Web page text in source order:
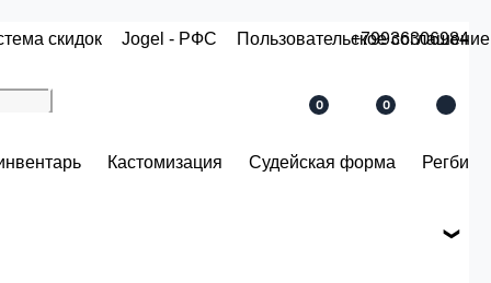
скидок Jogel - РФС Пользовательское соглашение
+79936306984
0 0
Кастомизация Судейская форма Регби